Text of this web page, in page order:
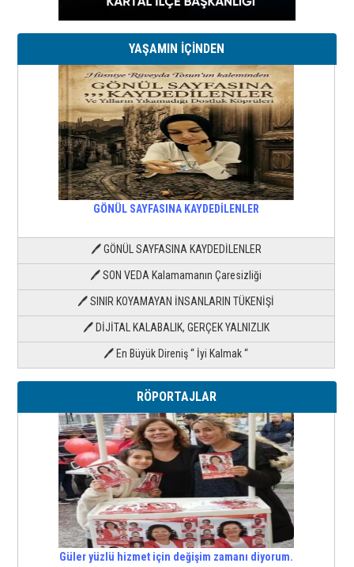
YAŞAMIN İÇİNDEN
GÖNÜL SAYFASINA KAYDEDİLENLER
🖊 GÖNÜL SAYFASINA KAYDEDİLENLER
🖊 SON VEDA Kalamamanın Çaresizliği
🖊 SINIR KOYAMAYAN İNSANLARIN TÜKENİŞİ
🖊 DİJİTAL KALABALIK, GERÇEK YALNIZLIK
🖊 En Büyük Direniş “ İyi Kalmak “
RÖPORTAJLAR
Güler yüzlü hizmet için değişim zamanı diyorum.